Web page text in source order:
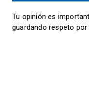
Tu opinión es
guardando respeto